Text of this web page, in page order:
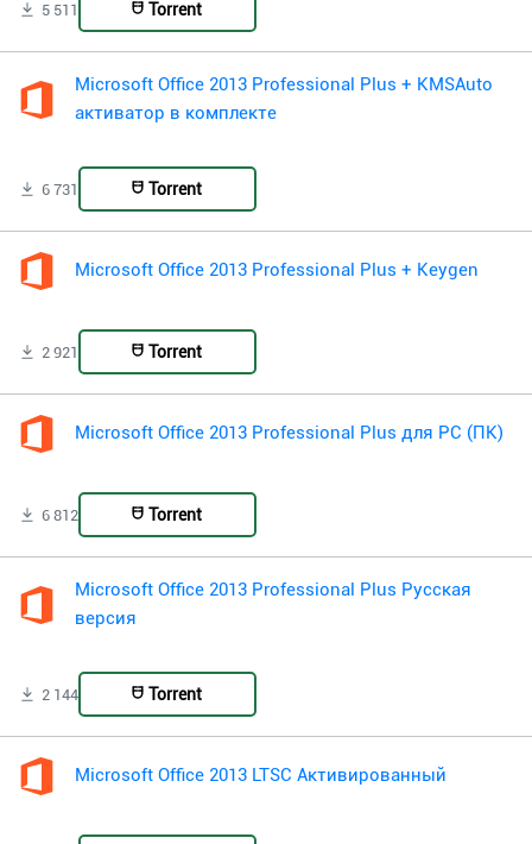
5 511 Torrent
Microsoft Office 2013 Professional Plus + KMSAuto
активатор в комплекте
6 731 Torrent
Microsoft Office 2013 Professional Plus + Keygen
2 921 Torrent
Microsoft Office 2013 Professional Plus для PC (ПК)
6 812 Torrent
Microsoft Office 2013 Professional Plus Русская
версия
2 144 Torrent
Microsoft Office 2013 LTSC Активированный